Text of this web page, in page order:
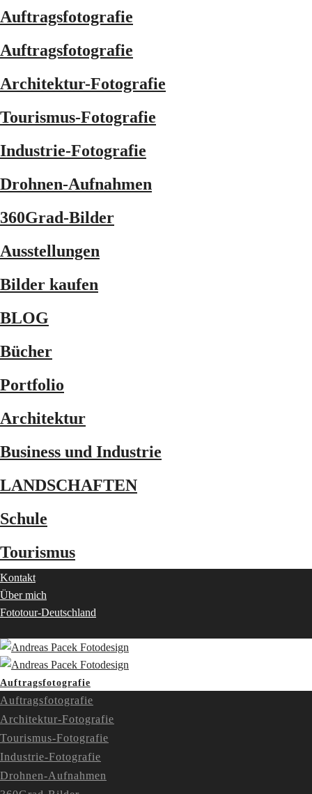
Auftragsfotografie
Auftragsfotografie
Architektur-Fotografie
Tourismus-Fotografie
Industrie-Fotografie
Drohnen-Aufnahmen
360Grad-Bilder
Ausstellungen
Bilder kaufen
BLOG
Bücher
Portfolio
Architektur
Business und Industrie
LANDSCHAFTEN
Schule
Tourismus
Kontakt
Über mich
Fototour-Deutschland
Auftragsfotografie
Auftragsfotografie
Architektur-Fotografie
Tourismus-Fotografie
Industrie-Fotografie
Drohnen-Aufnahmen